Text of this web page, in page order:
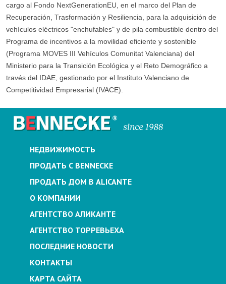
cargo al Fondo NextGenerationEU, en el marco del Plan de
Recuperación, Trasformación y Resiliencia, para la adquisición de
vehículos eléctricos "enchufables" y de pila combustible dentro del
Programa de incentivos a la movilidad eficiente y sostenible
(Programa MOVES III Vehículos Comunitat Valenciana) del
Ministerio para la Transición Ecológica y el Reto Demográfico a
través del IDAE, gestionado por el Instituto Valenciano de
Competitividad Empresarial (IVACE).
НЕДВИЖИМОСТЬ
ПРОДАТЬ С BENNECKE
ПРОДАТЬ ДОМ В ALICANTE
О КОМПАНИИ
АГЕНТСТВО АЛИКАНТЕ
АГЕНТСТВО ТОРРЕВЬЕХА
ПОСЛЕДНИЕ НОВОСТИ
КОНТАКТЫ
КАРТА САЙТА